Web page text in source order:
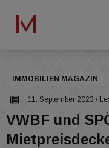
IMMOBILIEN MAGAZIN
11. September 2023 /
VWBF und